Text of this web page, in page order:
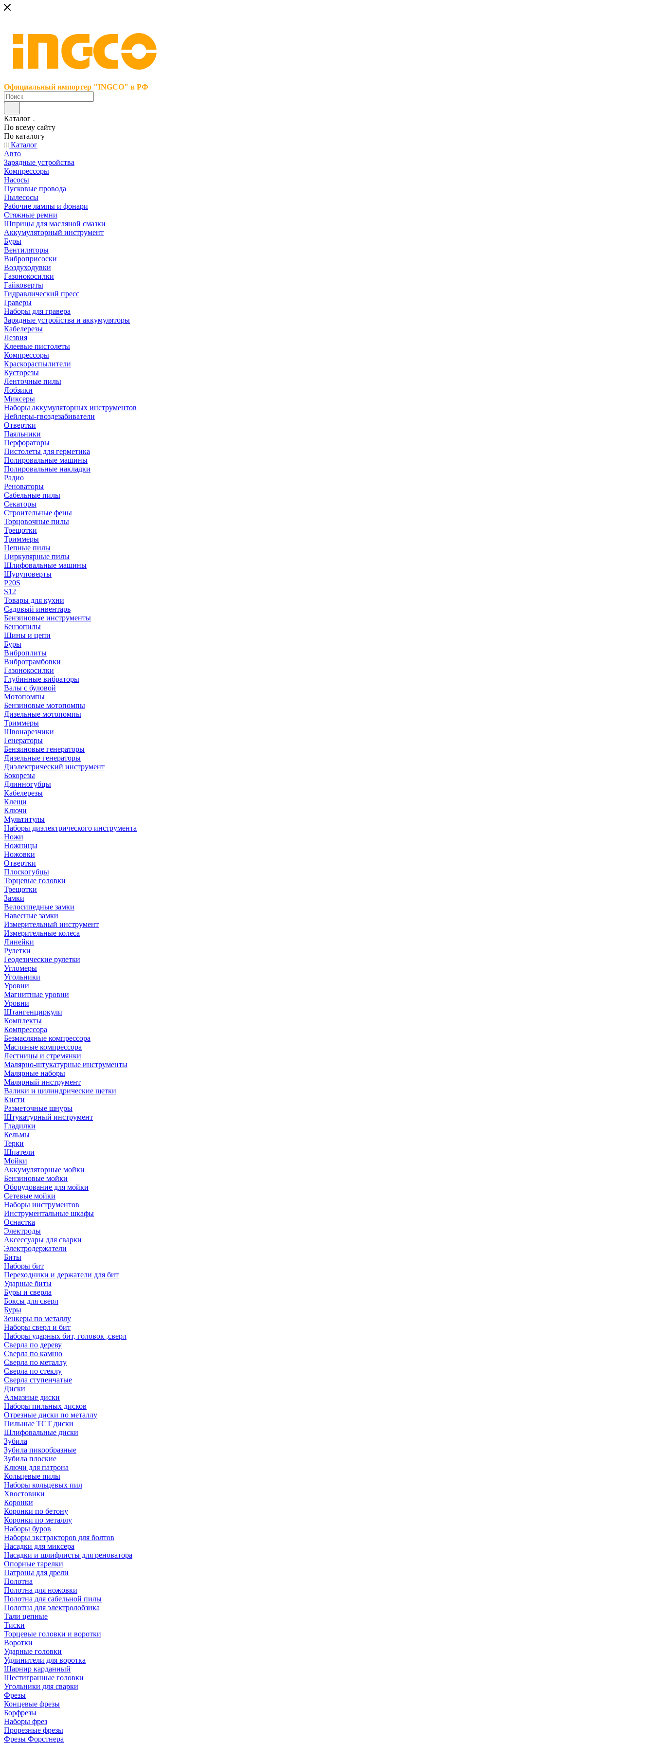
Официальный импортер "INGCO" в РФ
Каталог
По всему сайту
По каталогу
Каталог
Авто
Зарядные устройства
Компрессоры
Насосы
Пусковые провода
Пылесосы
Рабочие лампы и фонари
Стяжные ремни
Шприцы для масляной смазки
Аккумуляторный инструмент
Буры
Вентиляторы
Виброприсоски
Воздуходувки
Газонокосилки
Гайковерты
Гидравлический пресс
Граверы
Наборы для гравера
Зарядные устройства и аккумуляторы
Кабелерезы
Лезвия
Клеевые пистолеты
Компрессоры
Краскораспылители
Кусторезы
Ленточные пилы
Лобзики
Миксеры
Наборы аккумуляторных инструментов
Нейлеры-гвоздезабиватели
Отвертки
Паяльники
Перфораторы
Пистолеты для герметика
Полировальные машины
Полировальные накладки
Радио
Реноваторы
Сабельные пилы
Секаторы
Строительные фены
Торцовочные пилы
Трещотки
Триммеры
Цепные пилы
Циркулярные пилы
Шлифовальные машины
Шуруповерты
P20S
S12
Товары для кухни
Садовый инвентарь
Бензиновые инструменты
Бензопилы
Шины и цепи
Буры
Виброплиты
Вибротрамбовки
Газонокосилки
Глубинные вибраторы
Валы с буловой
Мотопомпы
Бензиновые мотопомпы
Дизельные мотопомпы
Триммеры
Швонарезчики
Генераторы
Бензиновые генераторы
Дизельные генераторы
Диэлектрический инструмент
Бокорезы
Длинногубцы
Кабелерезы
Клещи
Ключи
Мультитулы
Наборы диэлектрического инструмента
Ножи
Ножницы
Ножовки
Отвертки
Плоскогубцы
Торцевые головки
Трещотки
Замки
Велосипедные замки
Навесные замки
Измерительный инструмент
Измерительные колеса
Линейки
Рулетки
Геодезические рулетки
Угломеры
Угольники
Уровни
Магнитные уровни
Уровни
Штангенциркули
Комплекты
Компрессора
Безмасляные компрессора
Масляные компрессора
Лестницы и стремянки
Малярно-штукатурные инструменты
Малярные наборы
Малярный инструмент
Валики и цилиндрические щетки
Кисти
Разметочные шнуры
Штукатурный инструмент
Гладилки
Кельмы
Терки
Шпатели
Мойки
Аккумуляторные мойки
Бензиновые мойки
Оборудование для мойки
Сетевые мойки
Наборы инструментов
Инструментальные шкафы
Оснастка
Электроды
Аксессуары для сварки
Электродержатели
Биты
Наборы бит
Переходники и держатели для бит
Ударные биты
Буры и сверла
Боксы для сверл
Буры
Зенкеры по металлу
Наборы сверл и бит
Наборы ударных бит, головок ,сверл
Сверла по дереву
Сверла по камню
Сверла по металлу
Сверла по стеклу
Сверла ступенчатые
Диски
Алмазные диски
Наборы пильных дисков
Отрезные диски по металлу
Пильные TCT диски
Шлифовальные диски
Зубила
Зубила пикообразные
Зубила плоские
Ключи для патрона
Кольцевые пилы
Наборы кольцевых пил
Хвостовики
Коронки
Коронки по бетону
Коронки по металлу
Наборы буров
Наборы экстракторов для болтов
Насадки для миксера
Насадки и шлифлисты для реноватора
Опорные тарелки
Патроны для дрели
Полотна
Полотна для ножовки
Полотна для сабельной пилы
Полотна для электролобзика
Тали цепные
Тиски
Торцевые головки и воротки
Воротки
Ударные головки
Удлинители для воротка
Шарнир карданный
Шестигранные головки
Угольники для сварки
Фрезы
Концевые фрезы
Борфрезы
Наборы фрез
Прорезные фрезы
Фрезы Форстнера